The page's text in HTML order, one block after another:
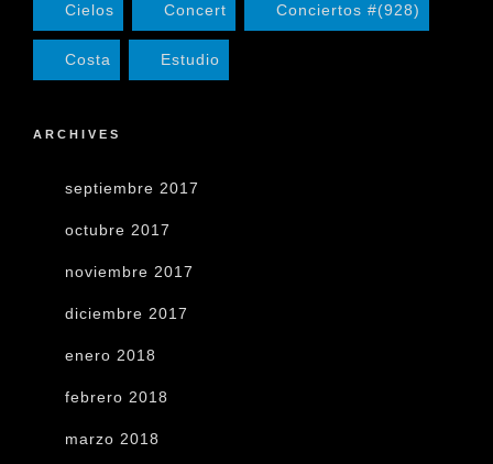
Cielos Concert Conciertos #(928)
Costa Estudio
ARCHIVES
septiembre 2017
octubre 2017
noviembre 2017
diciembre 2017
enero 2018
febrero 2018
marzo 2018